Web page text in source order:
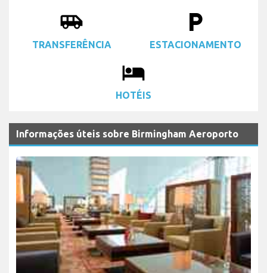
airport_shuttle
TRANSFERÊNCIA
local_parking
ESTACIONAMENTO
local_hotel
HOTÉIS
Informações úteis sobre Birmingham Aeroporto